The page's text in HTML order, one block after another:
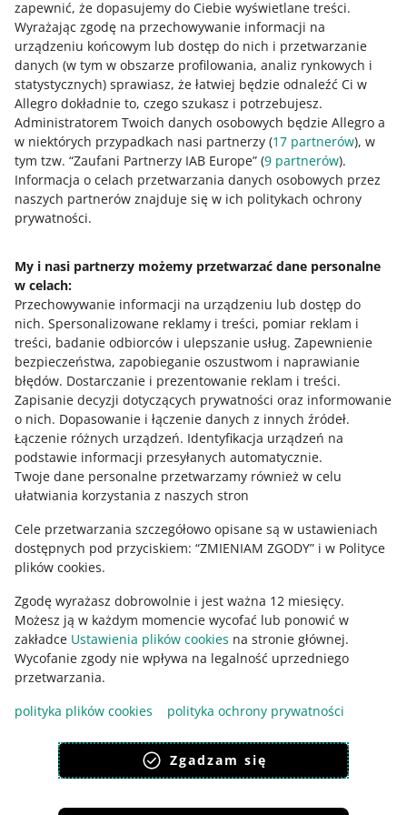
zapewnić, że dopasujemy do Ciebie wyświetlane treści.
Wyrażając zgodę na przechowywanie informacji na
urządzeniu końcowym lub dostęp do nich i przetwarzanie
danych (w tym w obszarze profilowania, analiz rynkowych i
statystycznych) sprawiasz, że łatwiej będzie odnaleźć Ci w
Allegro dokładnie to, czego szukasz i potrzebujesz.
Administratorem Twoich danych osobowych będzie Allegro a
w niektórych przypadkach nasi partnerzy (17 partnerów), w
tym tzw. “Zaufani Partnerzy IAB Europe” (9 partnerów).
Informacja o celach przetwarzania danych osobowych przez
naszych partnerów znajduje się w ich politykach ochrony
prywatności.
My i nasi partnerzy możemy przetwarzać dane personalne
w celach:
Przechowywanie informacji na urządzeniu lub dostęp do
nich. Spersonalizowane reklamy i treści, pomiar reklam i
treści, badanie odbiorców i ulepszanie usług. Zapewnienie
bezpieczeństwa, zapobieganie oszustwom i naprawianie
błędów. Dostarczanie i prezentowanie reklam i treści.
Zapisanie decyzji dotyczących prywatności oraz informowanie
o nich. Dopasowanie i łączenie danych z innych źródeł.
Łączenie różnych urządzeń. Identyfikacja urządzeń na
podstawie informacji przesyłanych automatycznie.
Twoje dane personalne przetwarzamy również w celu
ułatwiania korzystania z naszych stron
Cele przetwarzania szczegółowo opisane są w ustawieniach
dostępnych pod przyciskiem: “ZMIENIAM ZGODY” i w Polityce
plików cookies.
Zgodę wyrażasz dobrowolnie i jest ważna 12 miesięcy.
Możesz ją w każdym momencie wycofać lub ponowić w
zakładce Ustawienia plików cookies na stronie głównej.
Wycofanie zgody nie wpływa na legalność uprzedniego
przetwarzania.
polityka plików cookies
polityka ochrony prywatności
Zgadzam się
części zamiennych TecDoc do nowej wersji – dodajemy
do niej brakujące produkty.
Sprawdź bezpłatne kursy, webinary i podcasty.
Wszystkie Kursy
KURS
Katalog produktów Allegro - krok po
kroku
Potrzebujesz pomocy?
Skontaktuj się z nami
Zapytaj społeczność
Zajrzyj na Allegro Gadane
Ta strona jest też dostępna w innych językach
wygląd: